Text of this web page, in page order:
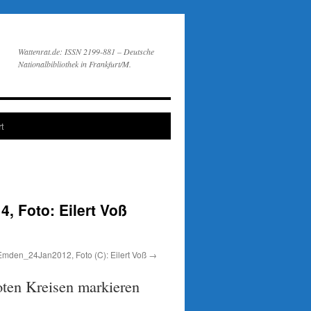
Wattenrat.de: ISSN 2199-881 – Deutsche
Nationalbibliothek in Frankfurt/M.
Foto: Eilert Voß
Foto (C): Eilert Voß
Kreisen markieren